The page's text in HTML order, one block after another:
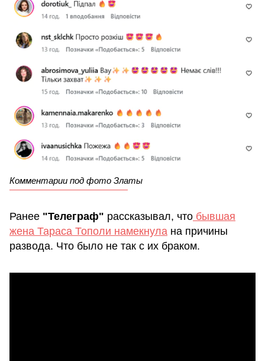
Комментарии под фото Златы
Ранее "Телеграф" рассказывал, что бывшая
жена Тараса Тополи намекнула на причины
развода. Что было не так с их браком.